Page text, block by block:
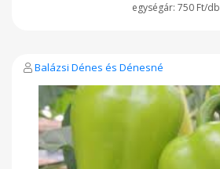
750 Ft/db
Balázsi Dénes és Dénesné